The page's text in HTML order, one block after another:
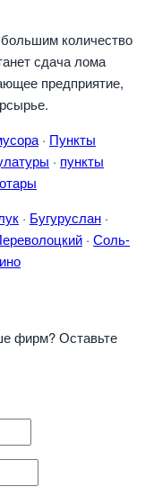
количество
сдача лома
предприятие,
· Пункты
· пункты
· Бугуруслан ·
· Соль-
фирм? Оставьте